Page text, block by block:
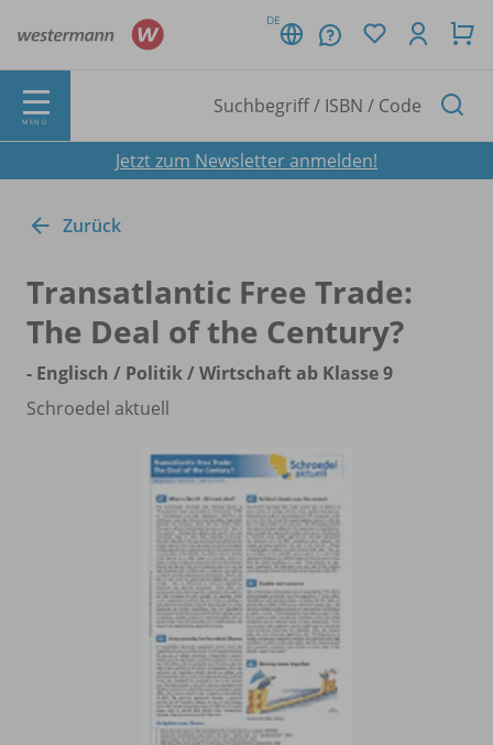
DE
MENÜ
Jetzt zum Newsletter anmelden!
Zurück
Transatlantic Free Trade:
The Deal of the Century?
- Englisch / Politik /Wirtschaft ab Klasse 9
Schroedel aktuell